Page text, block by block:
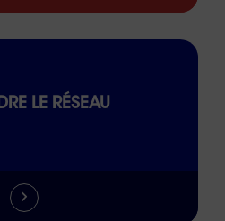
LE RÉSEAU